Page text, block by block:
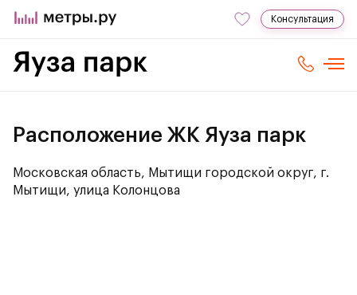
Консультация
Расположение ЖК Яуза парк
Московская область, Мытищи городской округ, г.
Мытищи, улица Колонцова